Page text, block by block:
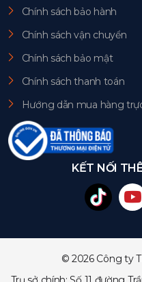
Chính sách bảo hành
Chính sách vận chuyển
Chính sách bảo mật
Chính sách thanh toán
Hướng dẫn mua hàng
KẾT NỐI
© 2026 Công ty